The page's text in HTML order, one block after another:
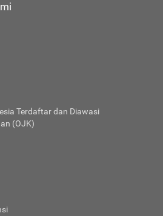
Terdaftar dan Diawasi
(OJK)